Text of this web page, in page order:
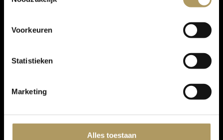
Voorkeuren
Statistieken
Marketing
Alles toestaan